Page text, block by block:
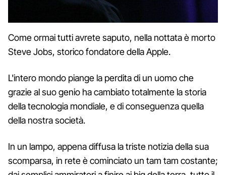
Come ormai tutti avrete saputo, nella nottata è morto
Steve Jobs, storico fondatore della Apple.
L'intero mondo piange la perdita di un uomo che
grazie al suo genio ha cambiato totalmente la storia
della tecnologia mondiale, e di conseguenza quella
della nostra società.
In un lampo, appena diffusa la triste notizia della sua
scomparsa, in rete è cominciato un tam tam costante;